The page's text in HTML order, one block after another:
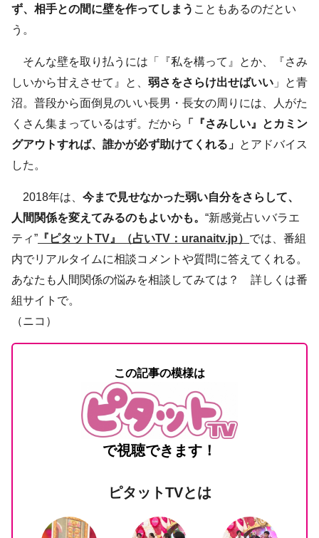
ず、相手との間に壁を作ってしまう こともあるのだとい
う。
そんな壁を取り払うには「『私を構って』とか、『さみ
しいから甘えさせて』と、 弱さをさらけ出せばいい 」と青
沼。普段から面倒見のいい長男・長女の周りには、人がた
くさん集まっているはず。だから
「『さみしい』とカミン
グアウトすれば、誰かが必ず助けてくれる」 とアドバイス
した。
2018年は、 今まで見せなかった弱い自分をさらして、
人間関係を変えてみるのもよいかも。 “新感覚占いバラエ
ティ” 『ピタットTV』（占いTV：uranaitv.jp） では、番組
内でリアルタイムに相談コメントや質問に答えてくれる。
あなたも人間関係の悩みを相談してみては？ 詳しくは番
組サイトで。
（ニコ）
この記事の模様は
で視聴できます！
ピタットTVとは